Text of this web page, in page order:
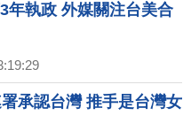
年執政 外媒關注台美合
承認台灣 推手是台灣女